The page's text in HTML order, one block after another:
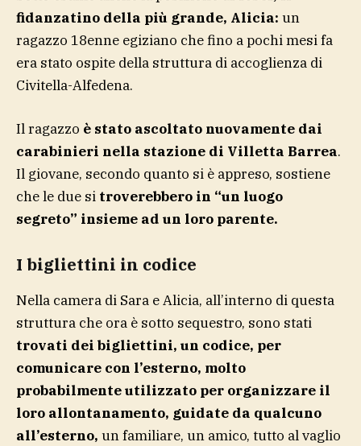
fidanzatino della più grande, Alicia: un
ragazzo 18enne egiziano che fino a pochi mesi fa
era stato ospite della struttura di accoglienza di
Civitella-Alfedena.
Il ragazzo è stato ascoltato nuovamente dai
carabinieri nella stazione di Villetta Barrea.
Il giovane, secondo quanto si è appreso, sostiene
che le due si troverebbero in “un luogo
segreto” insieme ad un loro parente.
I bigliettini in codice
Nella camera di Sara e Alicia, all’interno di questa
struttura che ora è sotto sequestro, sono stati
trovati dei bigliettini, un codice, per
comunicare con l’esterno, molto
probabilmente utilizzato per organizzare il
loro allontanamento, guidate da qualcuno
all’esterno, un familiare, un amico, tutto al vaglio